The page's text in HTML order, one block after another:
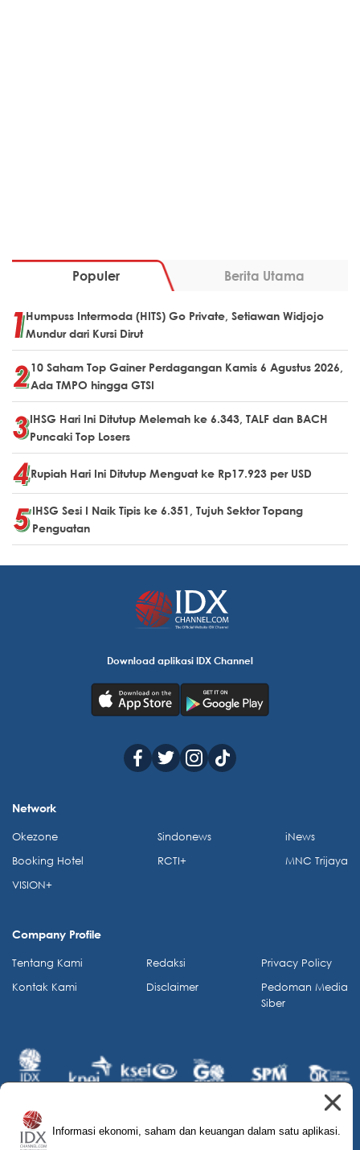
Populer Berita Utama
Humpuss Intermoda (HITS) Go Private, Setiawan Widjojo
Mundur dari Kursi Dirut
10 Saham Top Gainer Perdagangan Kamis 6 Agustus 2026,
Ada TMPO hingga GTSI
IHSG Hari Ini Ditutup Melemah ke 6.343, TALF dan BACH
Puncaki Top Losers
Rupiah Hari Ini Ditutup Menguat ke Rp17.923 per USD
IHSG Sesi I Naik Tipis ke 6.351, Tujuh Sektor Topang
Penguatan
Informasi ekonomi, saham dan keuangan dalam satu aplikasi.
Download aplikasi IDX Channel
Network
Okezone
Booking Hotel
VISION+
Sindonews
RCTI+
iNews
MNC Trijaya
Company Profile
Tentang Kami
Kontak Kami
Redaksi
Disclaimer
Privacy Policy
Pedoman Media
Siber
© 2026 IDX Channel. All Rights Reserved.